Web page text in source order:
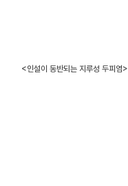
<인설이 동반되는 지루성 두피염>